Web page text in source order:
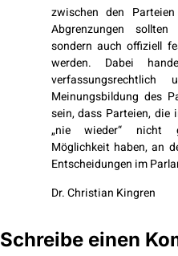
zwischen den
Abgrenzungen
sondern auch offiziell
werden. Dabei
verfassungsrechtlich
Meinungsbildung des
sein, dass Parteien, die
„nie wieder“ nicht
Möglichkeit haben, an
Entscheidungen im
Dr. Christian Kingren
Schreibe einen